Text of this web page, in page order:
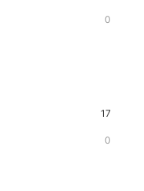
0
17
0